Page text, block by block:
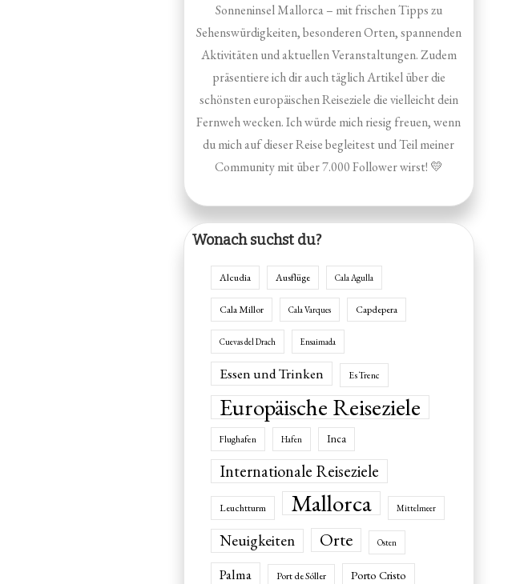
Sonneninsel Mallorca – mit frischen Tipps zu
Sehenswürdigkeiten, besonderen Orten, spannenden
Aktivitäten und aktuellen Veranstaltungen. Zudem
präsentiere ich dir auch täglich Artikel über die
schönsten europäischen Reiseziele die vielleicht dein
Fernweh wecken. Ich würde mich riesig freuen, wenn
du mich auf dieser Reise begleitest und Teil meiner
Community mit über 7.000 Follower wirst! 💛
Wonach suchst du?
Alcudia Ausflüge Cala Agulla
Cala Millor Cala Varques Capdepera
Cuevas del Drach Ensaimada
Essen und Trinken Es Trenc
Europäische Reiseziele
Flughafen Hafen Inca
Internationale Reiseziele
Leuchtturm Mallorca Mittelmeer
Neuigkeiten Orte Osten
Palma Port de Sóller Porto Cristo